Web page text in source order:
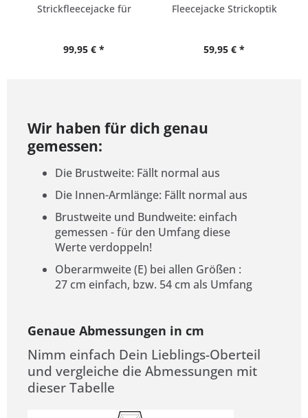
Strickfleecejacke für
99,95 € *
Fleecejacke Strickoptik
59,95 € *
Wir haben für dich genau
gemessen:
Die Brustweite: Fällt normal aus
Die Innen-Armlänge: Fällt normal aus
Brustweite und Bundweite: einfach
gemessen - für den Umfang diese
Werte verdoppeln!
Oberarmweite (E) bei allen Größen :
27 cm einfach, bzw. 54 cm als Umfang
Genaue Abmessungen in cm
Nimm einfach Dein Lieblings-Oberteil
und vergleiche die Abmessungen mit
dieser Tabelle